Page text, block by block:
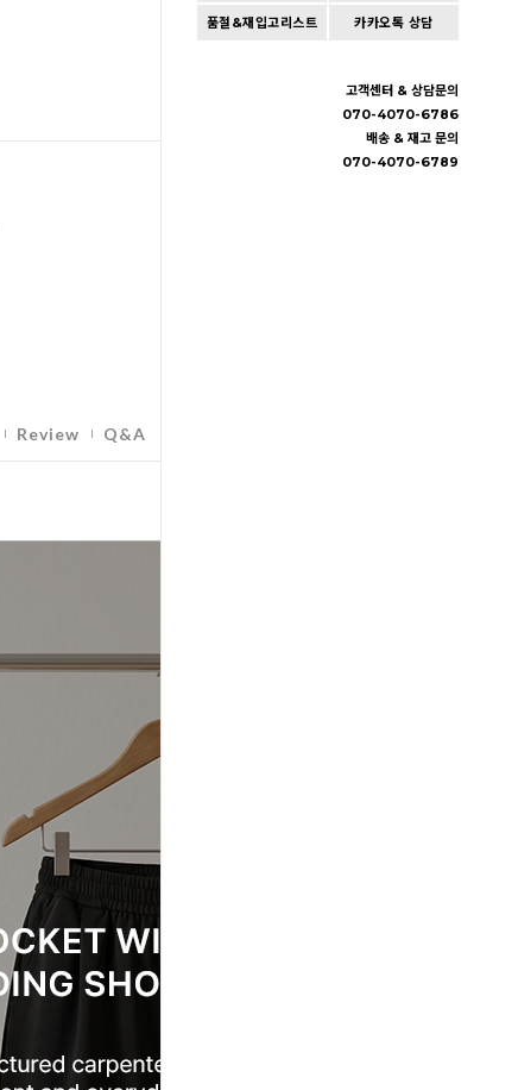
품절&재입고리스트 카카오톡 상담
고객센터 & 상담문의
070-4070-6786
배송 & 재고 문의
070-4070-6789
Cart | Wishlist
Review Q&A